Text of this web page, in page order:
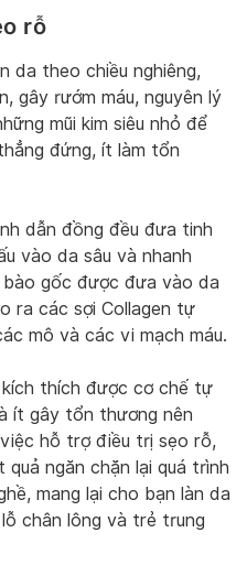
rỗ
da theo chiều nghiêng,
gây rướm máu, nguyên lý
mũi kim siêu nhỏ để
đứng, ít làm tổn
dẫn đồng đều đưa tinh
vào da sâu và nhanh
gốc được đưa vào da
ra các sợi Collagen tự
mô và các vi mạch máu.
thích được cơ chế tự
ít gây tổn thương nên
hỗ trợ điều trị sẹo rỗ,
ngăn chặn lại quá trình
mang lại cho bạn làn da
chân lông và trẻ trung